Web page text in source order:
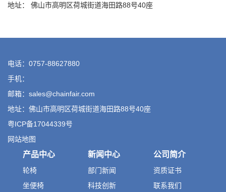
地址： 佛山市高明区荷城街道海田路88号40座
电话：0757-88627880
手机：
邮箱：sales@chainfair.com
地址：佛山市高明区荷城街道海田路88号40座
粤ICP备17044339号
网站地图
产品中心
轮椅
坐便椅
新闻中心
部门新闻
科技创新
公司简介
资质证书
联系我们